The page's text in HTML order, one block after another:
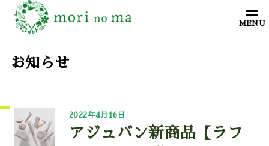
お知らせ
2022年4月16日
アジュバン新商品【ラフ